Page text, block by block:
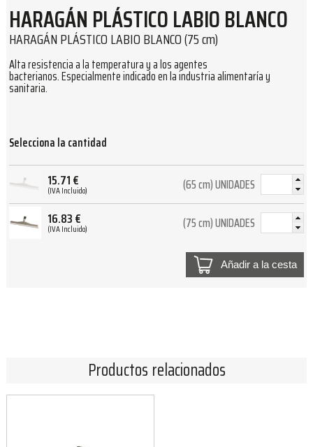
HARAGÁN PLÁSTICO LABIO BLANCO
HARAGÁN PLÁSTICO LABIO BLANCO (75 cm)
Alta resistencia a la temperatura y a los agentes
bacterianos. Especialmente indicado en la industria alimentaría y
sanitaria.
Selecciona la cantidad
15.71€
(IVA Incluido) (65 cm) UNIDADES
16.83€
(IVA Incluido) (75 cm) UNIDADES
Añadir a la cesta
Productos relacionados